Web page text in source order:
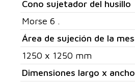
Cono sujetador del husillo
Morse 6 .
Área de sujeción de la
1250 x 1250 mm
Dimensiones largo x